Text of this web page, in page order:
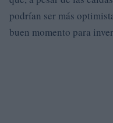
podrían ser más
buen momento para